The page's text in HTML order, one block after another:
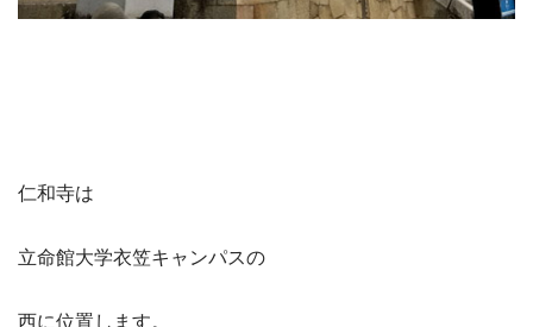
仁和寺は
立命館大学衣笠キャンパスの
西に位置します。